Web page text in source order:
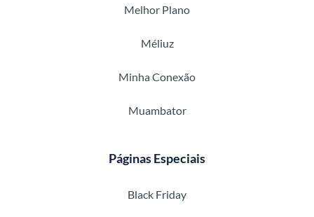
Melhor Plano
Méliuz
Minha Conexão
Muambator
Páginas Especiais
Black Friday